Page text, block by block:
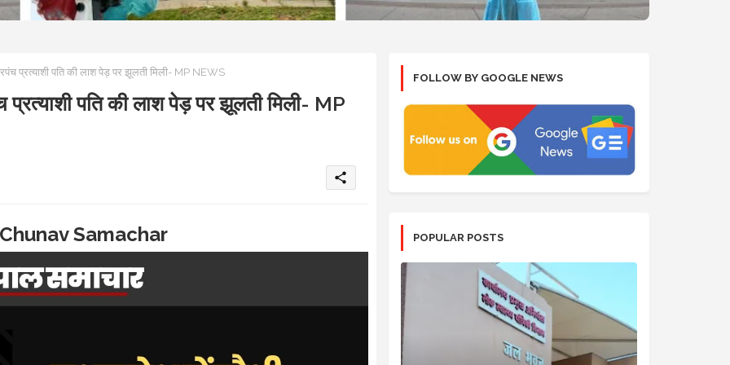
प्रत्याशी पति की लाश पेड़ पर झूलती मिली- MP NEWS
पति की लाश पेड़ पर झूलती मिली- MP
share
Samachar
FOLLOW BY GOOGLE NEWS
POPULAR POSTS